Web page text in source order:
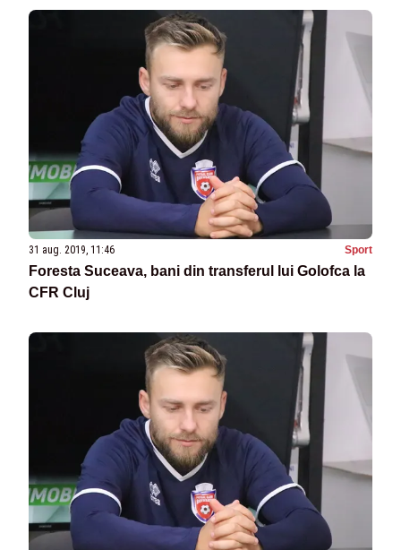
31 aug. 2019, 11:46 Sport
Foresta Suceava, bani din transferul lui Golofca la
CFR Cluj